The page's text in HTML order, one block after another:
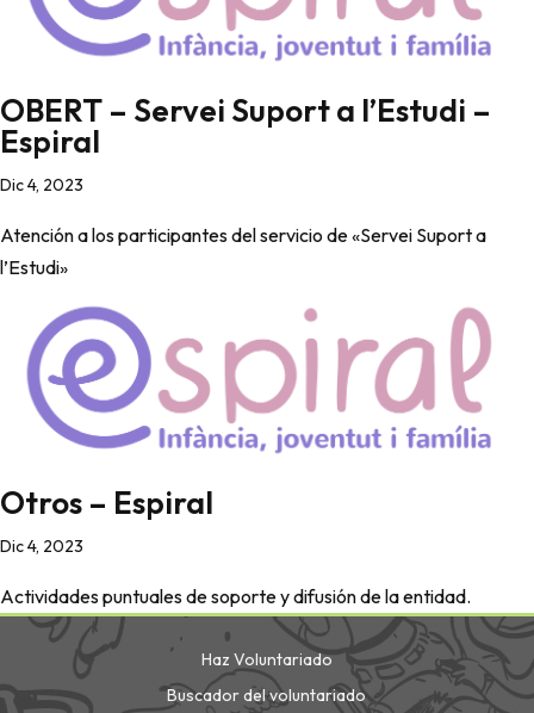
OBERT – Servei Suport a l’Estudi –
Espiral
Dic 4, 2023
Atención a los participantes del servicio de «Servei Suport a
l’Estudi»
Otros – Espiral
Dic 4, 2023
Actividades puntuales de soporte y difusión de la entidad.
Haz Voluntariado
Buscador del voluntariado